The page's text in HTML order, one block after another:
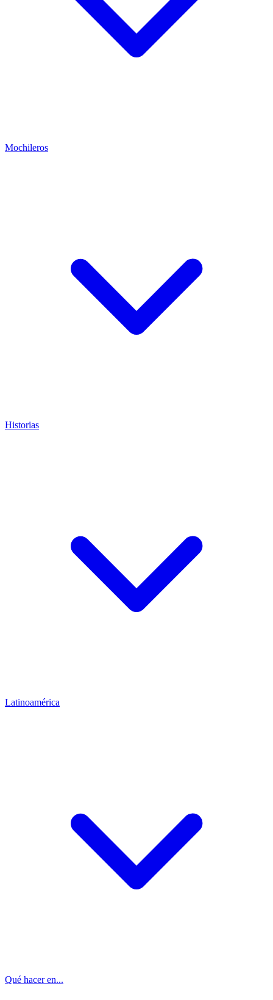
Mochileros
Historias
Latinoamérica
Qué hacer en...